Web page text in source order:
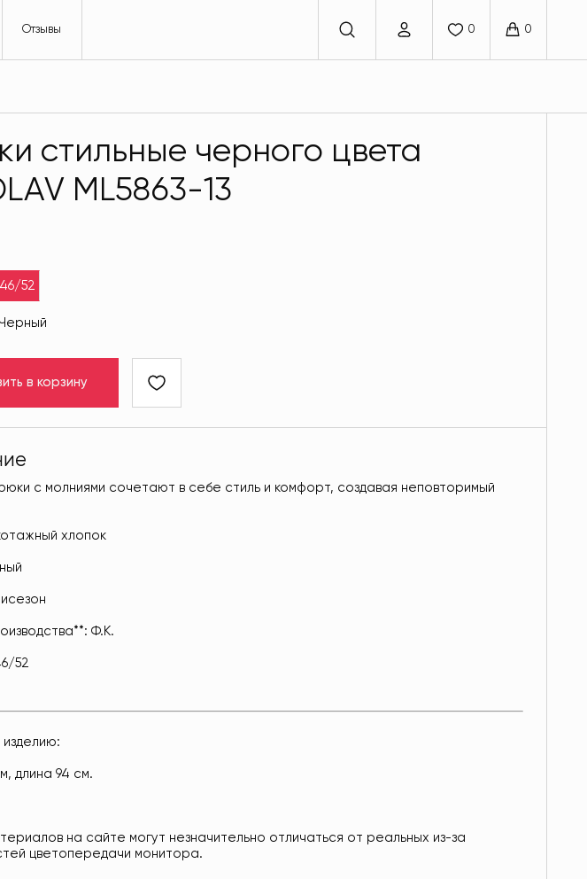
Отзывы
стильные черного цвета
ML5863-13
46/52
Черный
в корзину
с молниями сочетают в себе стиль и комфорт, создавая неповторимый
хлопок
Ф.К.
52
длина 94 см.
на сайте могут незначительно отличаться от реальных из-за
цветопередачи монитора.